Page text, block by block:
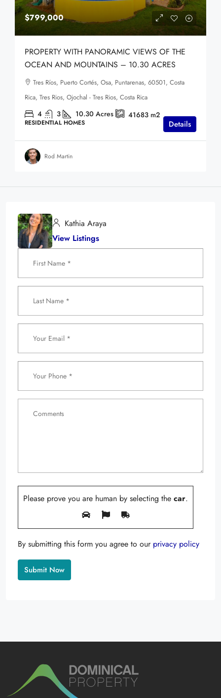
$799,000
PROPERTY WITH PANORAMIC VIEWS OF THE
OCEAN AND MOUNTAINS – 10.30 ACRES
Tres Ríos, Puerto Cortés, Osa, Puntarenas, 60501, Costa
Rica, Tres Rios, Ojochal - Tres Rios, Costa Rica
4 3 10.30 Acres 41683 m2
RESIDENTIAL HOMES Details
Rod Martin
Kathia Araya
View Listings
Please prove you are human by selecting the car.
By submitting this form you agree to our privacy policy